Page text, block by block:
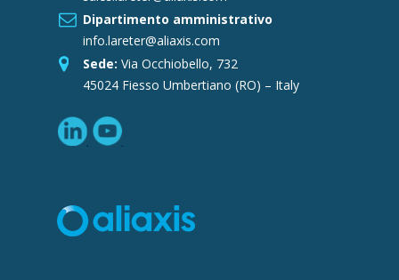
Dipartimento amministrativo
info.lareter@aliaxis.com
Sede: Via Occhiobello, 732
45024 Fiesso Umbertiano (RO) – Italy